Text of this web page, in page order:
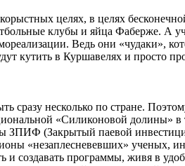
целях, в целях
клубы и яйца Фаберже. А
Ведь они «чудаки»,
кутить в Куршавелях и просто
несколько по стране.
«Силиконовой долины»
ЗПИФ (Закрытый паевой
«незаплесневевших» ученых,
и создавать программы, живя в